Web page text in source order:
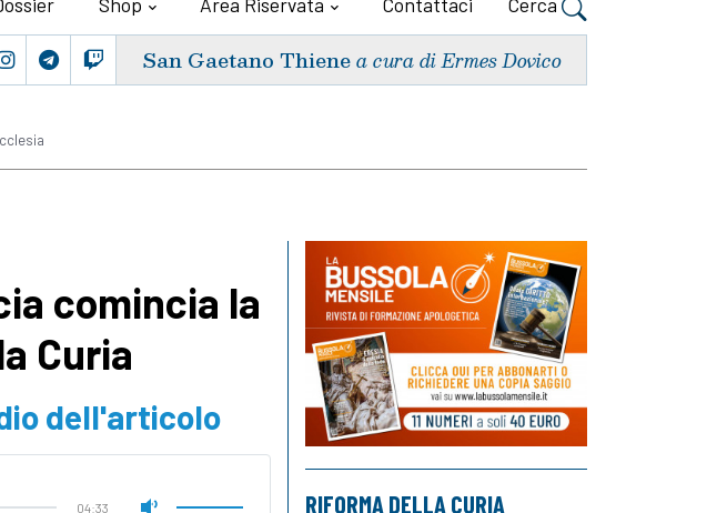
Shop Area Riservata Contattaci Cerca
San Gaetano Thiene a cura di Ermes Dovico
comincia la
Curia
dell'articolo
04:33 RIFORMA DELLA CURIA